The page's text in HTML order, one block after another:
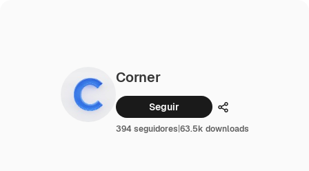
Corner
Seguir Compartilhar
394 seguidores|63.5k downloads